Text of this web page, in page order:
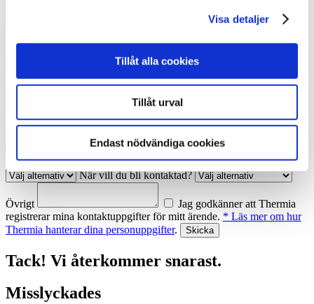
Visa detaljer
Tillåt alla cookies
Tillåt urval
Endast nödvändiga cookies
Fyll i uppgifterna nedan, så återkommer vi till dig. Ange under
'övrigt' om det gäller offert eller något annat ärende.
E-post
Ort
Hur vill du bli kontaktad?
När vill du bli kontaktad?
Övrigt
Jag godkänner att Thermia
registrerar mina kontaktuppgifter för mitt ärende. * Läs mer om hur
Thermia hanterar dina personuppgifter.
Tack! Vi återkommer snarast.
Misslyckades